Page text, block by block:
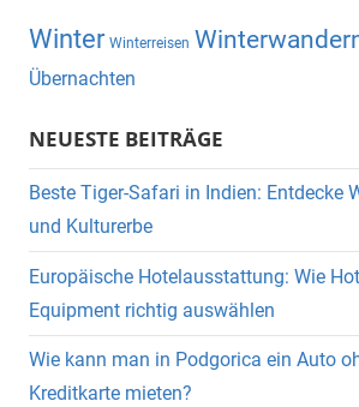
Winter Winterreisen
Übernachten
NEUESTE BEITRÄGE
Beste Tiger-Safari in Indien: Entdecke
und Kulturerbe
Europäische Hotelausstattung: Wie
Equipment richtig auswählen
Wie kann man in Podgorica ein Auto
Kreditkarte mieten?